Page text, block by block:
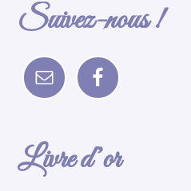
Suivez-nous !
Livre d’or